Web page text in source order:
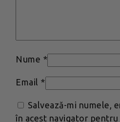
Nume *
Email *
Salvează-mi numele,
în acest navigator